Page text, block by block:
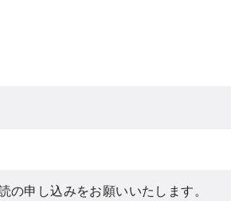
の申し込みをお願いいたします。